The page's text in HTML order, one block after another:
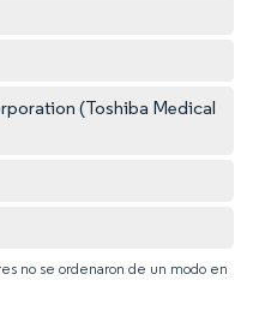
(Toshiba Medical
no se ordenaron de un modo en